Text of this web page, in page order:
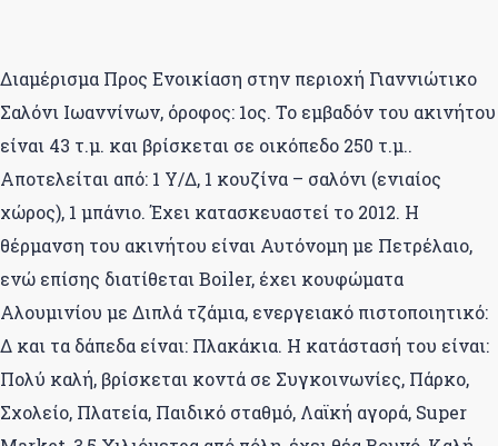
Διαμέρισμα Προς Ενοικίαση στην περιοχή Γιαννιώτικο
Σαλόνι Ιωαννίνων, όροφος: 1ος. Το εμβαδόν του ακινήτου
είναι 43 τ.μ. και βρίσκεται σε οικόπεδο 250 τ.μ..
Αποτελείται από: 1 Υ/Δ, 1 κουζίνα – σαλόνι (ενιαίος
χώρος), 1 μπάνιο. Έχει κατασκευαστεί το 2012. Η
θέρμανση του ακινήτου είναι Αυτόνομη με Πετρέλαιο,
ενώ επίσης διατίθεται Boiler, έχει κουφώματα
Αλουμινίου με Διπλά τζάμια, ενεργειακό πιστοποιητικό:
Δ και τα δάπεδα είναι: Πλακάκια. Η κατάστασή του είναι:
Πολύ καλή, βρίσκεται κοντά σε Συγκοινωνίες, Πάρκο,
Σχολείο, Πλατεία, Παιδικό σταθμό, Λαϊκή αγορά, Super